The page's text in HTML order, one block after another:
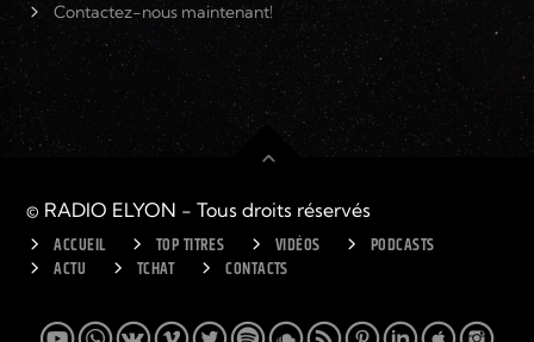
Contactez-nous maintenant!
© RADIO ELYON - Tous droits réservés
ACCUEIL TOP TITRES VIDÉOS
PODCASTS
ACTU
TCHAT CONTACTS